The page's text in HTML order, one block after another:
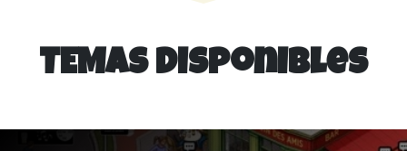
TEMAS disponibles